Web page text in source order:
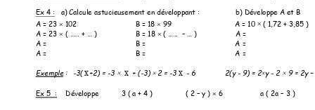
Ex 4 : a) Calcule astucieusement en développant :
b) Développe A et B
A = 23  102 B = 18  99 A = 10  ( 1,72 + 3,85 )
A = 23  ( …… + … ) B = 18  ( ……  – … ) A =
A =
B = A =
A =
B = A =
Exemple : -3( x+2) = -3  x + (-3)  2 = -3 x - 6 2(y - 9) = 2y - 2  9 = 2y –
Ex 5  : Développe 3 ( a + 4 ) ( 2 – y )  6 a ( 2a – 3 )